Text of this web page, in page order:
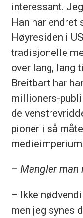
interessant.
Han har endret
Høyresiden i
tradisjonelle
over lang, lang
Breitbart har
millioners-
de
pioner i så
medieimperium.
– Mangler man
– Ikke
men jeg synes